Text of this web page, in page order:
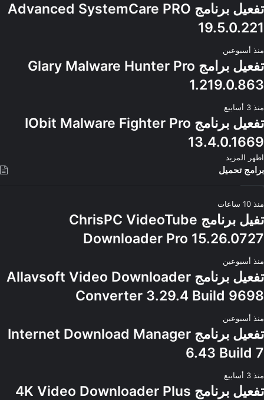
تفعيل برنامج Advanced SystemCare PRO
19.5.0.221
منذ أسبوعين
تفعيل برامج Glary Malware Hunter Pro
1.219.0.863
منذ 3 أسابيع
تفعيل برنامج IObit Malware Fighter Pro
13.4.0.1669
اظهر المزيد
برامج تحميل
منذ 10 ساعات
تفيل برنامج ChrisPC VideoTube
Downloader Pro 15.26.0727
منذ أسبوعين
تفعيل برنامج Allavsoft Video Downloader
Converter 3.29.4 Build 9698
منذ أسبوعين
تفعيل برنامج Internet Download Manager
6.43 Build 7
منذ 3 أسابيع
تفعيل برنامج 4K Video Downloader Plus